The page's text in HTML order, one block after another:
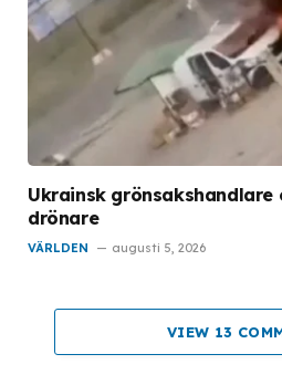
Ukrainsk
drönare
VÄRLDEN augusti 5, 2026
VIEW 13